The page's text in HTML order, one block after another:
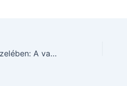
Kaszinó Miskolc közelében: A valóságos száraz asztal mögötti számok és csalódások